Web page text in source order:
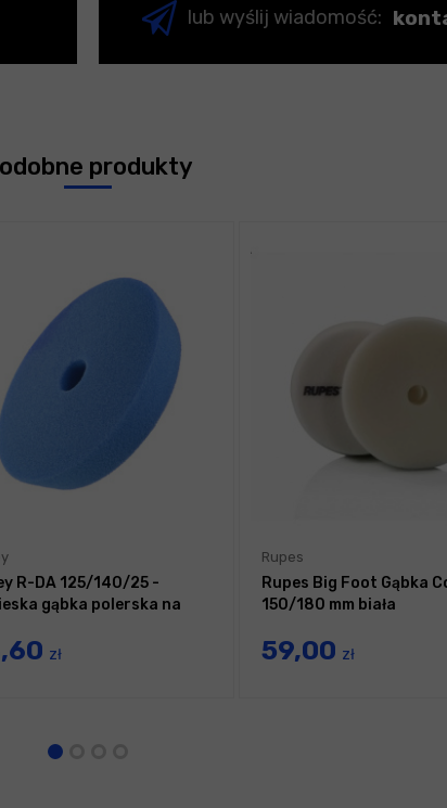
lub wyślij wiadomość:
produkty
R-DA 125/140/25 -
gąbka polerska na
zł
Rupes
Rupes Big Foot Gąbka
150/180 mm biała
59,00 zł